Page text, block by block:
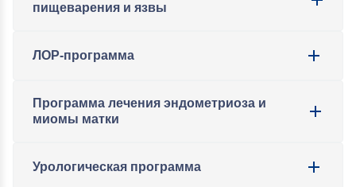
пищеварения и язвы
ЛОР-программа
Программа лечения эндометриоза и
миомы матки
Урологическая программа